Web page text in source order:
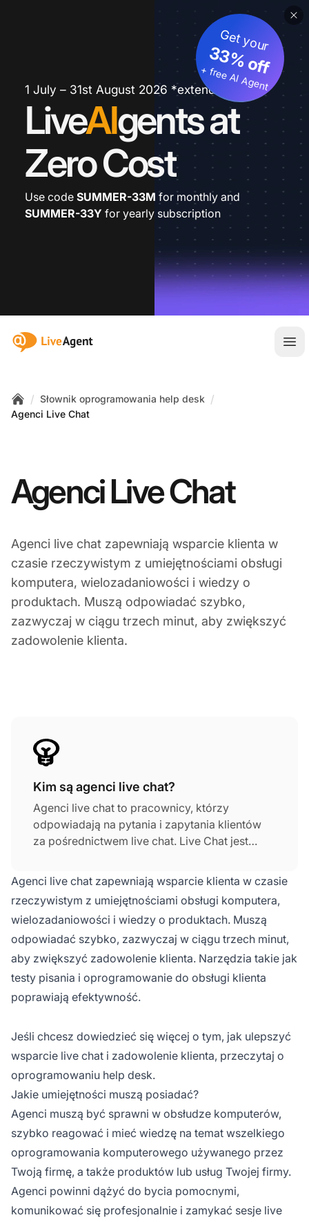
1 July – 31st August 2026 *extended
LiveAIgents at
Zero Cost
Get your
33% off
+ free AI Agent
Use code SUMMER-33M for monthly and
SUMMER-33Y for yearly subscription
:site.title
Home
/ Słownik oprogramowania help desk /
Agenci Live Chat
Agenci Live Chat
Agenci live chat zapewniają wsparcie klienta w
czasie rzeczywistym z umiejętnościami obsługi
komputera, wielozadaniowości i wiedzy o
produktach. Muszą odpowiadać szybko,
zazwyczaj w ciągu trzech minut, aby zwiększyć
zadowolenie klienta.
Kim są agenci live chat?
Agenci live chat to pracownicy, którzy
odpowiadają na pytania i zapytania klientów
za pośrednictwem live chat. Live Chat jest
używany w wielu firmach do udzielania
odpowiedzi w czasie rzeczywistym na
zapytania klientów.
Agenci live chat zapewniają wsparcie klienta w czasie
rzeczywistym z umiejętnościami obsługi komputera,
wielozadaniowości i wiedzy o produktach. Muszą
odpowiadać szybko, zazwyczaj w ciągu trzech minut,
aby zwiększyć zadowolenie klienta. Narzędzia takie jak
testy pisania i oprogramowanie do obsługi klienta
poprawiają efektywność.
Jeśli chcesz dowiedzieć się więcej o tym, jak ulepszyć
wsparcie live chat i zadowolenie klienta, przeczytaj o
oprogramowaniu help desk.
Jakie umiejętności muszą posiadać?
Agenci muszą być sprawni w obsłudze komputerów,
szybko reagować i mieć wiedzę na temat wszelkiego
oprogramowania komputerowego używanego przez
Twoją firmę, a także produktów lub usług Twojej firmy.
Agenci powinni dążyć do bycia pomocnymi,
komunikować się profesjonalnie i zamykać sesje live